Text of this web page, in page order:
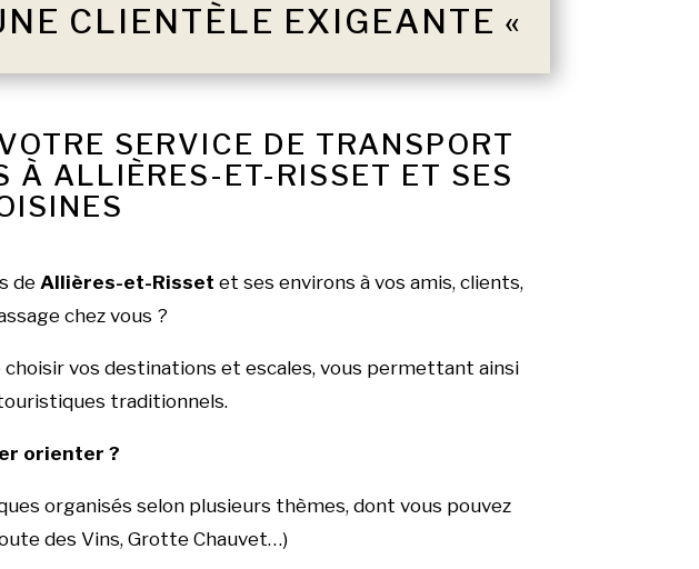
CLIENTÈLE EXIGEANTE «
SERVICE DE TRANSPORT
À ALLIÈRES-ET-RISSET ET SES
de Allières-et-Risset et ses environs à vos amis, clients,
chez vous ?
vos destinations et escales, vous permettant ainsi
traditionnels.
orienter ?
organisés selon plusieurs thèmes, dont vous pouvez
des Vins, Grotte Chauvet…)